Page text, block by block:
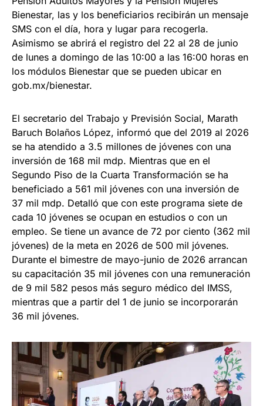
Bienestar, las y los beneficiarios recibirán un mensaje
SMS con el día, hora y lugar para recogerla.
Asimismo se abrirá el registro del 22 al 28 de junio
de lunes a domingo de las 10:00 a las 16:00 horas en
los módulos Bienestar que se pueden ubicar en
gob.mx/bienestar.
El secretario del Trabajo y Previsión Social, Marath
Baruch Bolaños López, informó que del 2019 al 2026
se ha atendido a 3.5 millones de jóvenes con una
inversión de 168 mil mdp. Mientras que en el
Segundo Piso de la Cuarta Transformación se ha
beneficiado a 561 mil jóvenes con una inversión de
37 mil mdp. Detalló que con este programa siete de
cada 10 jóvenes se ocupan en estudios o con un
empleo. Se tiene un avance de 72 por ciento (362 mil
jóvenes) de la meta en 2026 de 500 mil jóvenes.
Durante el bimestre de mayo-junio de 2026 arrancan
su capacitación 35 mil jóvenes con una remuneración
de 9 mil 582 pesos más seguro médico del IMSS,
mientras que a partir del 1 de junio se incorporarán
36 mil jóvenes.